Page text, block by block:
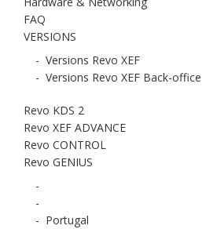
FAQ
VERSIONS
- Versions Revo XEF
- Versions Revo XEF Back-office
Revo KDS 2
Revo XEF ADVANCE
Revo CONTROL
Revo GENIUS
-
-
- Portugal